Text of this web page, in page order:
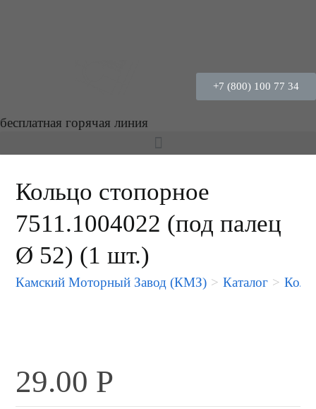
+7 (800) 100 77 34
бесплатная горячая линия
Кольцо стопорное
7511.1004022 (под палец
Ø 52) (1 шт.)
Камский Моторный Завод (КМЗ) > Каталог >
29.00 Р